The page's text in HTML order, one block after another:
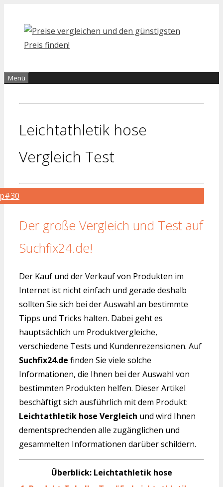
Inhalt
springen
Menü
Leichtathletik hose
Vergleich Test
Der große Vergleich und Test auf
Suchfix24.de!
Der Kauf und der Verkauf von Produkten im
Internet ist nicht einfach und gerade deshalb
sollten Sie sich bei der Auswahl an bestimmte
Tipps und Tricks halten. Dabei geht es
hauptsächlich um Produktvergleiche,
verschiedene Tests und Kundenrezensionen. Auf
Suchfix24.de finden Sie viele solche
Informationen, die Ihnen bei der Auswahl von
bestimmten Produkten helfen. Dieser Artikel
beschäftigt sich ausführlich mit dem Produkt:
Leichtathletik hose Vergleich und wird Ihnen
dementsprechenden alle zugänglichen und
gesammelten Informationen darüber schildern.
Überblick: Leichtathletik hose